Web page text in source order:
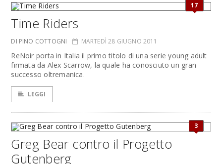
17
Time Riders
DI PINO COTTOGNI MARTEDÌ 28 GIUGNO 2011
ReNoir porta in Italia il primo titolo di una serie young adult
firmata da Alex Scarrow, la quale ha conosciuto un gran
successo oltremanica.
LEGGI
3
Greg Bear contro il Progetto
Gutenberg